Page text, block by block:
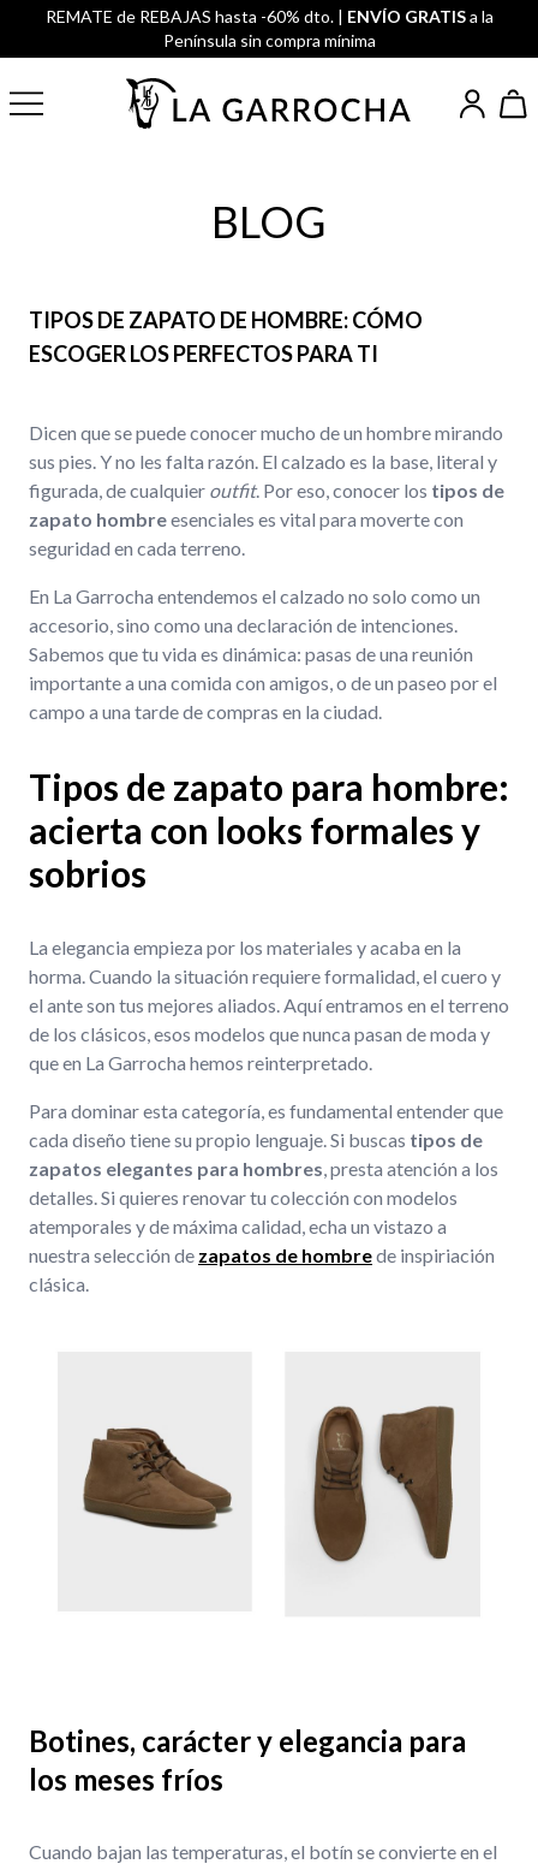
REMATE de REBAJAS hasta -60% dto. | ENVÍO GRATISa la
Península sin compra mínima
BLOG
TIPOS DE ZAPATO DE HOMBRE: CÓMO
ESCOGER LOS PERFECTOS PARA TI
Dicen que se puede conocer mucho de un hombre mirando
sus pies. Y no les falta razón. El calzado es la base, literal y
figurada, de cualquier outfit. Por eso, conocer los tipos de
zapato hombreesenciales es vital para moverte con
seguridad en cada terreno.
En La Garrocha entendemos el calzado no solo como un
accesorio, sino como una declaración de intenciones.
Sabemos que tu vida es dinámica: pasas de una reunión
importante a una comida con amigos, o de un paseo por el
campo a una tarde de compras en la ciudad.
Tipos de zapato para hombre:
acierta con looks formales y
sobrios
La elegancia empieza por los materiales y acaba en la
horma. Cuando la situación requiere formalidad, el cuero y
el ante son tus mejores aliados. Aquí entramos en el terreno
de los clásicos, esos modelos que nunca pasan de moda y
que en La Garrocha hemos reinterpretado.
Para dominar esta categoría, es fundamental entender que
cada diseño tiene su propio lenguaje. Si buscas tipos de
zapatos elegantes para hombres, presta atención a los
detalles. Si quieres renovar tu colección con modelos
atemporales y de máxima calidad, echa un vistazo a
nuestra selección de zapatos de hombrede inspiriación
clásica.
Botines, carácter y elegancia para
los meses fríos
Cuando bajan las temperaturas, el botín se convierte en el